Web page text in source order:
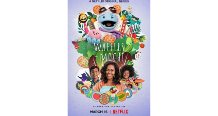
GIRIŞ